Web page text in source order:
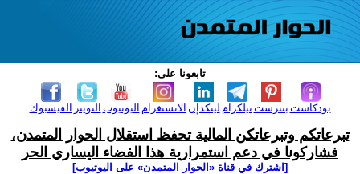
تابعونا على:
الفيسبوك التويتر اليوتيوب الانستغرام لينكدإن تيلكرامبنترست بودكاست
تبرعاتكم وتبرعاتكن المالية تحفظ استقلال الحوار المتمدن،
فشاركونا في دعم استمرارية هذا الفضاء اليساري الحر
[اشترك في قناة ‫«الحوار المتمدن» على اليوتيوب]